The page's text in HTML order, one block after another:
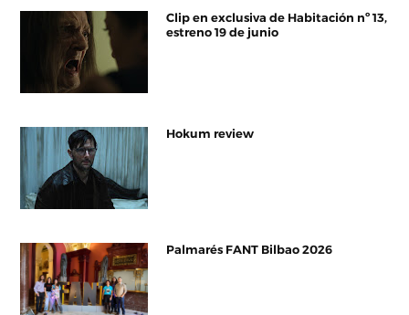
Clip en exclusiva de Habitación nº 13,
estreno 19 de junio
Hokum review
Palmarés FANT Bilbao 2026